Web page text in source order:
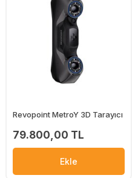
Revopoint MetroY 3D Tarayıcı
79.800,00 TL
Ekle